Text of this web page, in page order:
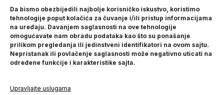
Da bismo obezbijedili najbolje korisničko iskustvo, koristimo
tehnologije poput kolačića za čuvanje i/ili pristup informacijama
na uređaju. Davanjem saglasnosti na ove tehnologije
omogućavate nam obradu podataka kao što su ponašanje
prilikom pregledanja ili jedinstveni identifikatori na ovom sajtu.
Nepristanak ili povlačenje saglasnosti može negativno uticati na
određene funkcije i karakteristike sajta.
Upravljajte uslugama
O nama
Kontakt
POMOĆ
Politika privatnosti